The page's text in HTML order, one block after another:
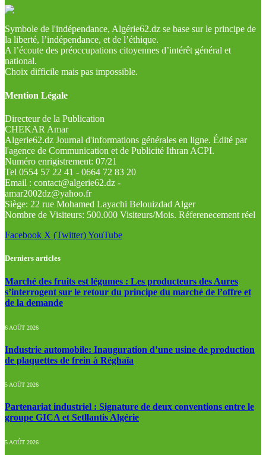
Symbole de l'indépendance, Algérie62.dz se base sur le principe de
la liberté, l’indépendance, et de l’éthique.
A l’écoute des préoccupations citoyennes d’intérêt général et
national.
Choix difficile mais pas impossible.
Mention Légale
Directeur de la Publication
CHEKAR Amar
Algerie62.dz Journal d'informations générales en ligne. Édité par
l'agence de Communication et de Publicité Ithran ACPI.
Numéro enrigistrement: 07/21
Tel 0554 57 22 41 - 0664 72 83 20
Email : contact@algerie62.dz -
amar2002dz@yahoo.fr
Siège: 22 rue Mohamed Layachi Belouizdad Alger
Nombre de Visiteurs: 500.000 Visiteurs/Mois. Réferenecement réel
Facebook X (Twitter)YouTube
Derniers articles
Marché des fruits est légumes : Les producteurs des Aures
s’interrogent sur le retour du principe du marché de l’offre et
de la demande
6 AOÛT 2026
Industrie automobile: Inauguration d’une usine de production
de plaquettes de frein à Réghaïa
5 AOÛT 2026
Partenariat industriel : Signature de deux conventions entre le
groupe GICA et Setllantis Algérie
5 AOÛT 2026